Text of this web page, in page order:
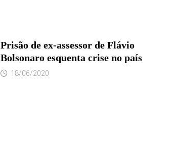
Prisão de ex-assessor de Flávio
Bolsonaro esquenta crise no país
18/06/2020